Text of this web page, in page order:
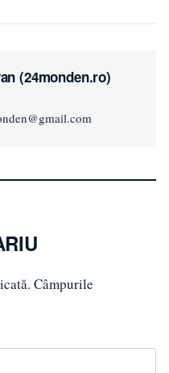
(24monden.ro)
Câmpurile